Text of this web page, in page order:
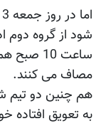
شود از گروه دوم
ساعت
مصاف می کنند.
هم چنین دو تیم
به تعویق افتاده